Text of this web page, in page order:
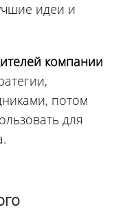
идеи и
компании
потом
для